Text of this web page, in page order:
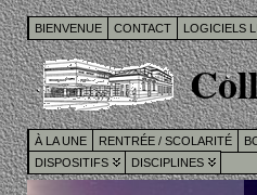
BIENVENUE CONTACT LOGICIELS
À LA UNE RENTRÉE / SCOLARITÉ
DISPOSITIFS
DISCIPLINES